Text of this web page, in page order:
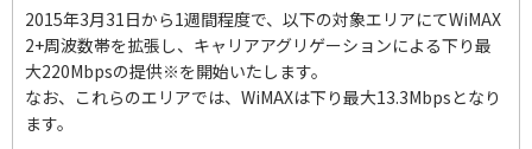
2015年3月31日から1週間程度で、以下の対象エリアにてWiMAX
2+周波数帯を拡張し、 キャリアアグリゲーションによる下り最
大220Mbpsの提供※を開始いたします。
なお、これらのエリアでは、WiMAXは下り最大13.3Mbpsとなり
ます。